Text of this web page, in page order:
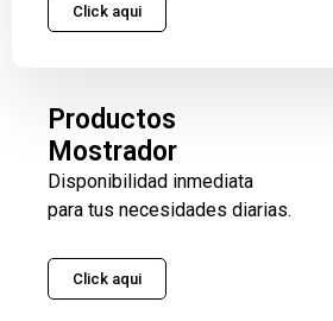
Click aqui
Productos
Mostrador
Disponibilidad inmediata
para tus necesidades diarias.
Click aqui